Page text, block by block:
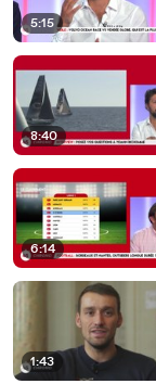
5:15
8:40
6:14
1:43